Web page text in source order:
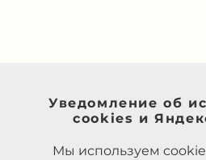
Уведомление об
cookies и
Мы используем